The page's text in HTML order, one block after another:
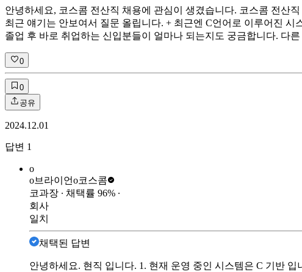
안녕하세요, 코스콤 전산직 채용에 관심이 생겼습니다. 코스콤 전산
최근 얘기는 안보여서 질문 올립니다. + 최근엔 C언어로 이루어진
졸업 후 바로 취업하는 신입분들이 얼마나 되는지도 궁금합니다. 다
0
0
공유
2024.12.01
답변 1
o
o브라이언o코스콤
코과장 ∙ 채택률 96% ∙
회사
일치
채택된 답변
안녕하세요. 현직 입니다. 1. 현재 운영 중인 시스템은 C 기반